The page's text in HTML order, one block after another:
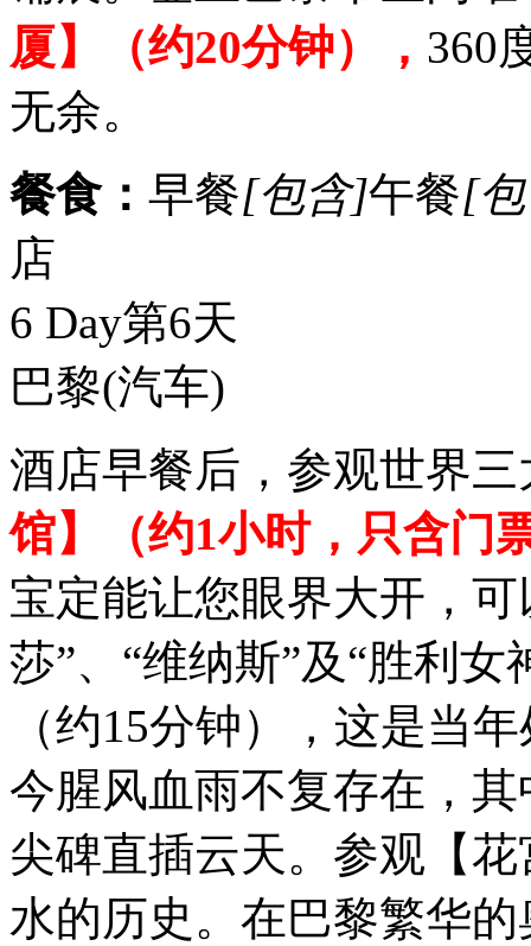
厦】（约20分钟）， 360
无余。
餐食： 早餐[包含]午餐[
店
6 Day第6天
巴黎(汽车)
酒店早餐后，参观世界
馆】（约1小时，只含门
宝定能让您眼界大开，
莎”、“维纳斯”及“胜利
（约15分钟），这是当
今腥风血雨不复存在，
尖碑直插云天。参观【
水的历史。在巴黎繁华